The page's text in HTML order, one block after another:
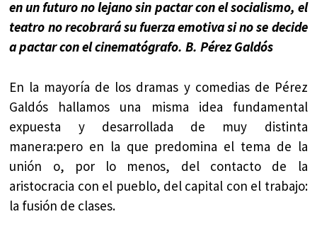
en un futuro no lejano sin pactar con el socialismo, el
teatro no recobrará su fuerza emotiva si no se decide
a pactar con el cinematógrafo. B. Pérez Galdós
En la mayoría de los dramas y comedias de Pérez
Galdós hallamos una misma idea fundamental
expuesta y desarrollada de muy distinta
manera:pero en la que predomina el tema de la
unión o, por lo menos, del contacto de la
aristocracia con el pueblo, del capital con el trabajo:
la fusión de clases.